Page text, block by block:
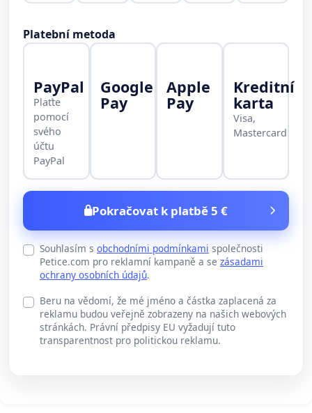
Platební metoda
PayPal
Plaťte
pomocí
svého
účtu
PayPal
Google
Pay
Apple
Pay
Kreditní
karta
Visa,
Mastercard
Pokračovat k platbě 5 €
Souhlasím s obchodními podmínkami společnosti
Petice.com pro reklamní kampaně a se zásadami
ochrany osobních údajů.
Beru na vědomí, že mé jméno a částka zaplacená za
reklamu budou veřejně zobrazeny na našich webových
stránkách. Právní předpisy EU vyžadují tuto
transparentnost pro politickou reklamu.